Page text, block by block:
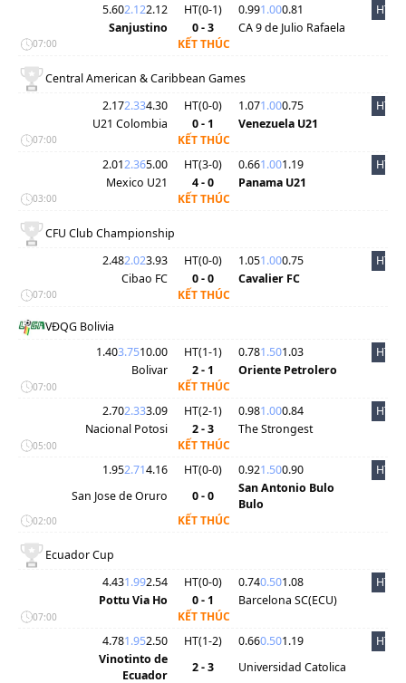
5.602.122.12 HT(0-1) 0.991.000.81
HT
Sanjustino
0 - 3 CA 9 de Julio Rafaela
07:00 KẾT THÚC
Central American & Caribbean Games
2.172.334.30 HT(0-0) 1.071.000.75
HT
U21 Colombia
0 - 1 Venezuela U21
07:00
KẾT THÚC
2.012.365.00 HT(3-0) 0.661.001.19
HT
Mexico U21
4 - 0 Panama U21
03:00 KẾT THÚC
CFU Club Championship
2.482.023.93 HT(0-0) 1.051.000.75
HT
Cibao FC
0 - 0 Cavalier FC
07:00 KẾT THÚC
VĐQG Bolivia
1.403.7510.00 HT(1-1) 0.781.501.03
HT
Bolivar
2 - 1 Oriente Petrolero
07:00
KẾT THÚC
2.702.333.09 HT(2-1) 0.981.000.84
HT
Nacional Potosi
2 - 3 The Strongest
05:00
KẾT THÚC
1.952.714.16 HT(0-0) 0.921.500.90
HT
San Jose de Oruro
0 - 0
San Antonio Bulo
Bulo
02:00 KẾT THÚC
Ecuador Cup
4.431.992.54 HT(0-0) 0.740.501.08
HT
Pottu Via Ho
0 - 1 Barcelona SC(ECU)
07:00
KẾT THÚC
4.781.952.50 HT(1-2) 0.660.501.19
HT
Vinotinto de
Ecuador
2 - 3 Universidad Catolica